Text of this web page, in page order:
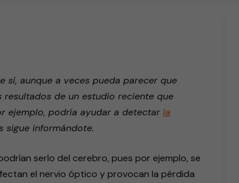
aunque a veces pueda parecer que
de un estudio reciente que
ejemplo, podría ayudar a detectar la
sigue informándote.
serlo del cerebro, pues por ejemplo, se
el nervio óptico y provocan la pérdida